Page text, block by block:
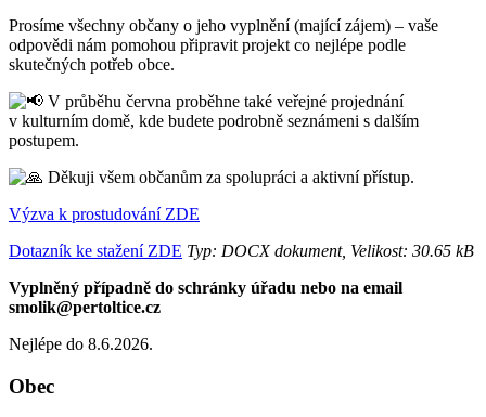
Prosíme všechny občany o jeho vyplnění (mající zájem) – vaše
odpovědi nám pomohou připravit projekt co nejlépe podle
skutečných potřeb obce.
V průběhu června proběhne také veřejné projednání
v kulturním domě, kde budete podrobně seznámeni s dalším
postupem.
Děkuji všem občanům za spolupráci a aktivní přístup.
Výzva k prostudování ZDE
Dotazník ke stažení ZDE Typ: DOCX dokument, Velikost: 30.65 kB
Vyplněný případně do schránky úřadu nebo na email
smolik@pertoltice.cz
Nejlépe do 8.6.2026.
Obec